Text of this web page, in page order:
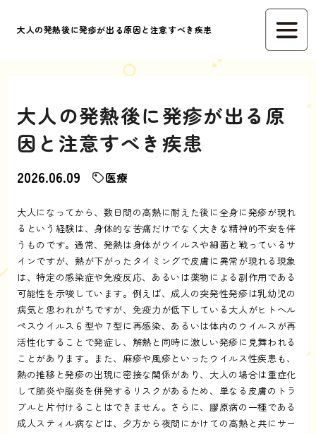
大人の発熱後に発疹が出る原因と注意すべき疾患
大人の発熱後に発疹が出る原
因と注意すべき疾患
2026.06.09 医療
大人になってから、数日間の高熱に耐えた後に全身に発疹が現れ
るという経験は、身体的な苦痛だけでなく大きな精神的不安を伴
うものです。通常、発熱は身体がウイルスや細菌と戦っているサ
インですが、熱が下がったタイミングで皮膚に異常が現れる現象
は、特定の感染症や免疫反応、あるいは薬物による副作用である
可能性を示唆しています。例えば、成人の突発性発疹は乳幼児の
病気と思われがちですが、免疫力が低下している大人がヒトヘル
ペスウイルス６型や７型に再感染、あるいは体内のウイルスが再
活性化することで発症し、解熱と同時に激しい発疹に見舞われる
ことがあります。また、麻疹や風疹といったウイルス性疾患も、
熱の推移と発疹の出現に密接な関係があり、大人の場合は重症化
して肺炎や脳炎を併発するリスクがあるため、単なる皮膚のトラ
ブルと片付けることはできません。さらに、膠原病の一種である
成人スティル病などは、夕方から夜間にかけての高熱と共にサー